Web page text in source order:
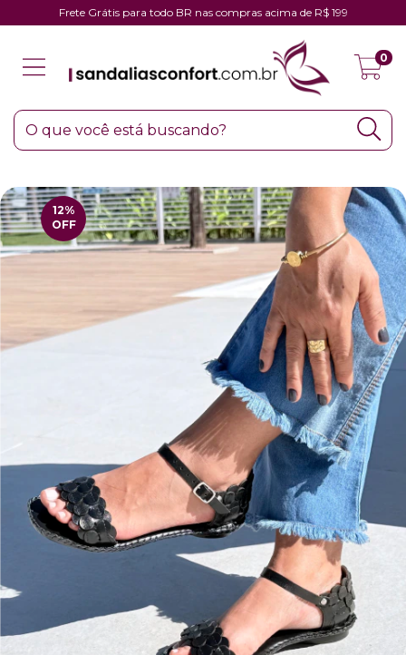
Frete Grátis para todo BR nas compras acima de R$ 199
0
12%
OFF